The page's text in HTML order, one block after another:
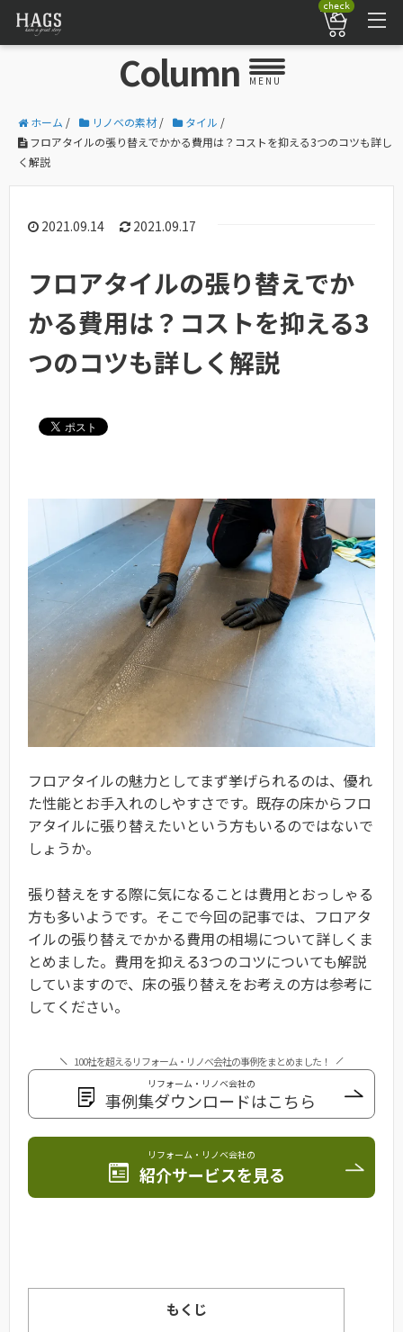
check
Column MENU
ホーム / リノベの素材/ タイル /
フロアタイルの張り替えでかかる費用は？コストを抑える3つのコツも詳し
く解説
2021.09.14 2021.09.17
フロアタイルの張り替えでか
かる費用は？コストを抑える3
つのコツも詳しく解説
フロアタイルの魅力としてまず挙げられるのは、優れ
た性能とお手入れのしやすさです。既存の床からフロ
アタイルに張り替えたいという方もいるのではないで
しょうか。
張り替えをする際に気になることは費用とおっしゃる
方も多いようです。そこで今回の記事では、フロアタ
イルの張り替えでかかる費用の相場について詳しくま
とめました。費用を抑える3つのコツについても解説
していますので、床の張り替えをお考えの方は参考に
してください。
100社を超えるリフォーム・リノベ会社の事例をまとめました！
リフォーム・リノベ会社の
事例集ダウンロードはこちら
リフォーム・リノベ会社の
紹介サービスを見る
もくじ